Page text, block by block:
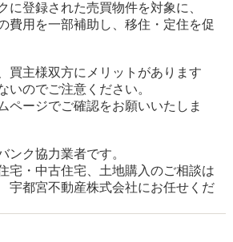
に登録された売買物件を対象に、
費用を一部補助し、移住・定住を促
買主様双方にメリットがあります
いのでご注意ください。
ページでご確認をお願いいたしま
ンク協力業者です。
宅・中古住宅、土地購入のご相談は
都宮不動産株式会社にお任せくだ